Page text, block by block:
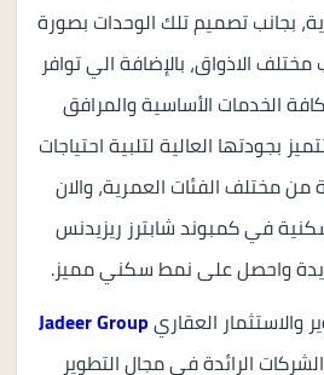
بجانب تصميم تلك الوحدات بصورة
الاذواق، بالإضافة الي توافر
الخدمات الأساسية والمرافق
بجودتها العالية لتلبية احتياجات
مختلف الفئات العمرية، والان
في كمبوند شابترز ريزيدنس
واحصل على نمط سكني مميز.
والاستثمار العقاريJadeer Group
الرائدة في مجال التطوير